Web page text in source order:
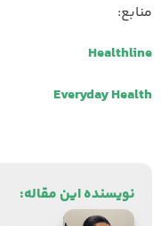
منابع:
Healthline
Everyday Health
نویسنده این مقاله: